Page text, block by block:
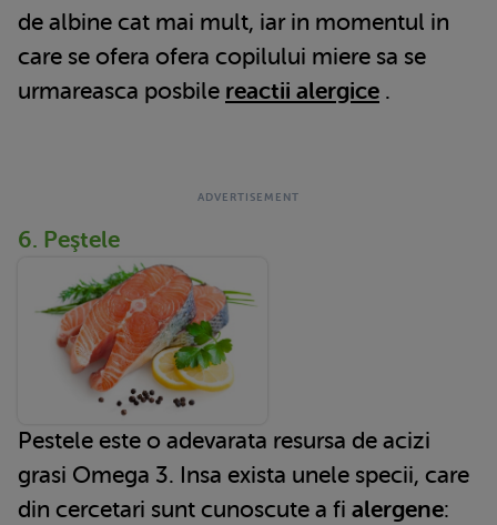
de albine cat mai mult, iar in momentul in
care se ofera ofera copilului miere sa se
urmareasca posbile reactii alergice .
6. Peştele
Pestele este o adevarata resursa de acizi
grasi Omega 3. Insa exista unele specii, care
din cercetari sunt cunoscute a fi alergene: